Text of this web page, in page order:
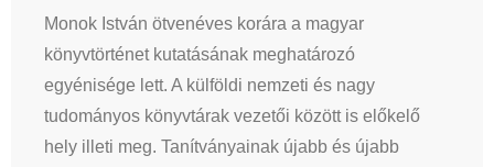
Monok István ötvenéves korára a magyar
könyvtörténet kutatásának meghatározó
egyénisége lett. A külföldi nemzeti és nagy
tudományos könyvtárak vezetői között is előkelő
hely illeti meg. Tanítványainak újabb és újabb